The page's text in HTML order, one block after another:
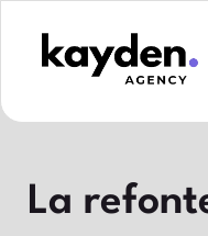
La